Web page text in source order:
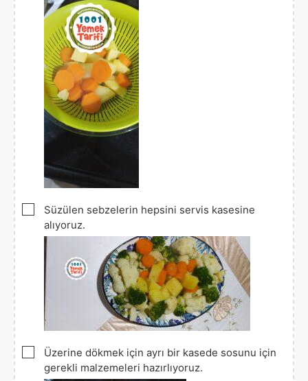
▢
Süzülen sebzelerin hepsini servis kasesine
alıyoruz.
▢
Üzerine dökmek için ayrı bir kasede sosunu için
gerekli malzemeleri hazırlıyoruz.